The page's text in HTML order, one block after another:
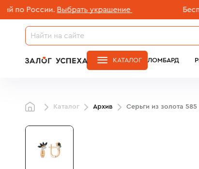
России. Выбрать украшение
ЛОМБАРД
КАТАЛОГ
Каталог Архив Серьги из золота